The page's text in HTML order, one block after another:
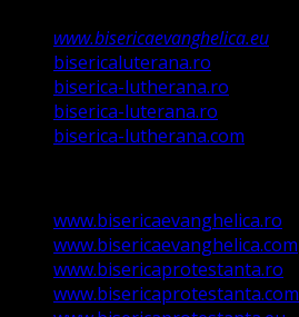
www.bisericaevanghelica.eu
bisericaluterana.ro
biserica-lutherana.ro
biserica-luterana.ro
biserica-lutherana.com
www.bisericaevanghelica.ro
www.bisericaevanghelica.com
www.bisericaprotestanta.ro
www.bisericaprotestanta.com